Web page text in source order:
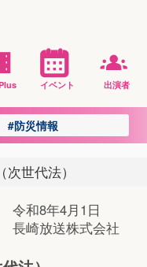
イベント 出演者
#防災情報
世代法）
令和8年4月1日
長崎放送株式会社